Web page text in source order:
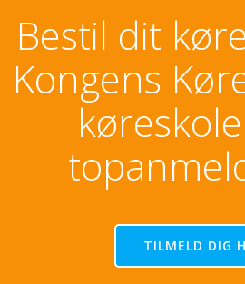
Bestil dit
Kongens
TILMELD DIG